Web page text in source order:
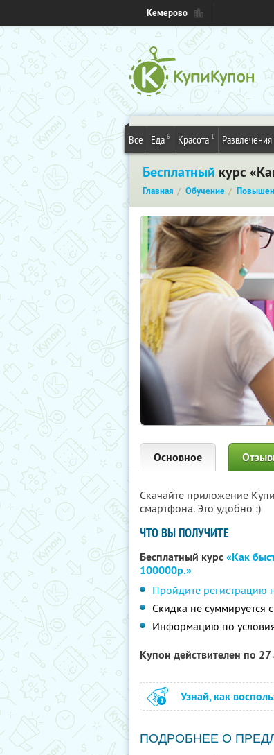
Кемерово
Все Еда 6 Красота 1 Развлечения
Бесплатный курс
Главная Обучение
Основное
Скачайте приложение
смартфона. Это удобно :)
ЧТО ВЫ ПОЛУЧИТЕ
Бесплатный курс«Как
100000р.»
Пройдите регистрацию
Скидка не
Информацию по
Купон действителен по
Узнай, как
ПОДРОБНЕЕ О